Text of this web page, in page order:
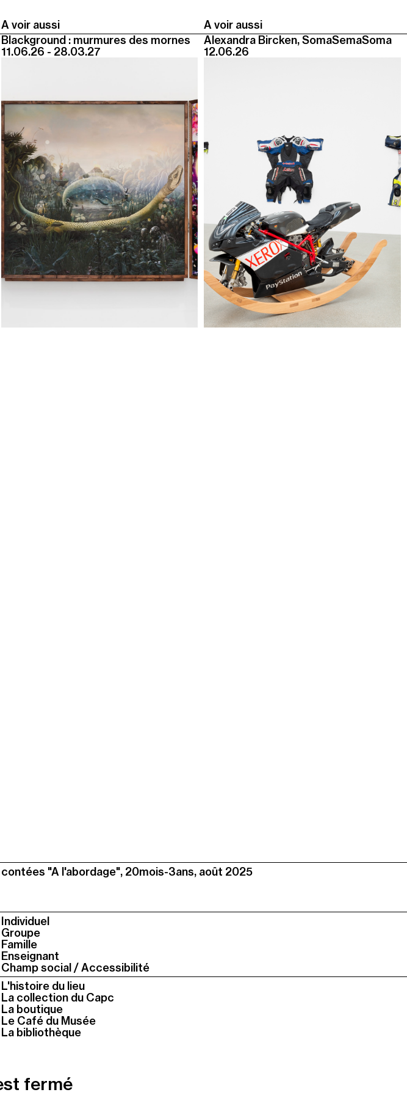
A voir aussi
A voir aussi
Blackground : murmures des mornes
11.06.26 - 28.03.27
Alexandra Bircken, SomaSemaSoma
12.06.26
"A l'abordage", 20mois-3ans, août 2025
Individuel
Groupe
Famille
Enseignant
Champ social / Accessibilité
L'histoire du lieu
La collection du Capc
La boutique
Le Café du Musée
La bibliothèque
fermé